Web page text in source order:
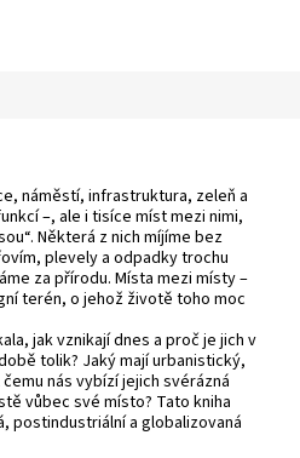
náměstí, infrastruktura, zeleň a
–, ale i tisíce míst mezi nimi,
Některá z nich míjíme bez
plevely a odpadky trochu
za přírodu. Místa mezi místy –
terén, o jehož životě toho moc
jak vznikají dnes a proč je jich v
tolik? Jaký mají urbanistický,
nás vybízí jejich svérázná
vůbec své místo? Tato kniha
postindustriální a globalizovaná